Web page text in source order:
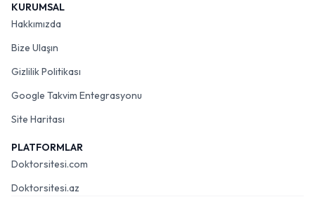
KURUMSAL
Hakkımızda
Bize Ulaşın
Gizlilik Politikası
Google Takvim Entegrasyonu
Site Haritası
PLATFORMLAR
Doktorsitesi.com
Doktorsitesi.az